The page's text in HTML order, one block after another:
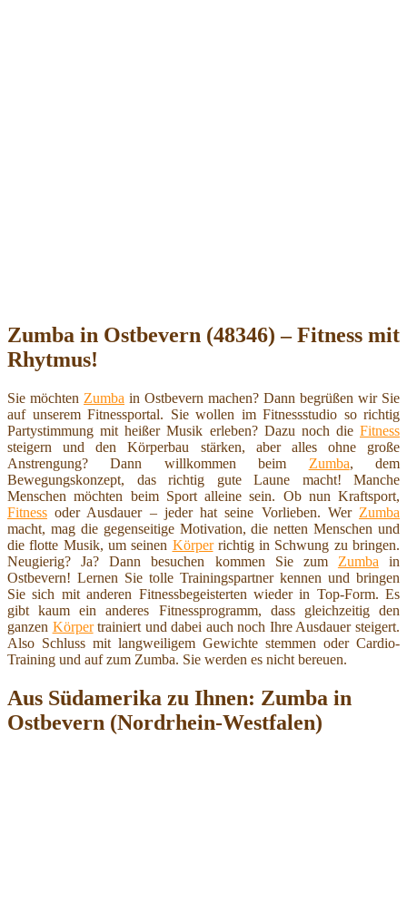
Zumba in Ostbevern (48346) – Fitness mit
Rhytmus!
Sie möchten Zumba in Ostbevern machen? Dann begrüßen wir Sie
auf unserem Fitnessportal. Sie wollen im Fitnessstudio so richtig
Partystimmung mit heißer Musik erleben? Dazu noch die Fitness
steigern und den Körperbau stärken, aber alles ohne große
Anstrengung? Dann willkommen beim Zumba, dem
Bewegungskonzept, das richtig gute Laune macht! Manche
Menschen möchten beim Sport alleine sein. Ob nun Kraftsport,
Fitness oder Ausdauer – jeder hat seine Vorlieben. Wer Zumba
macht, mag die gegenseitige Motivation, die netten Menschen und
die flotte Musik, um seinen Körperrichtig in Schwung zu bringen.
Neugierig? Ja? Dann besuchen kommen Sie zum Zumba in
Ostbevern! Lernen Sie tolle Trainingspartner kennen und bringen
Sie sich mit anderen Fitnessbegeisterten wieder in Top-Form. Es
gibt kaum ein anderes Fitnessprogramm, dass gleichzeitig den
ganzen Körpertrainiert und dabei auch noch Ihre Ausdauer steigert.
Also Schluss mit langweiligem Gewichte stemmen oder Cardio-
Training und auf zum Zumba. Sie werden es nicht bereuen.
Aus Südamerika zu Ihnen: Zumba in
Ostbevern (Nordrhein-Westfalen)